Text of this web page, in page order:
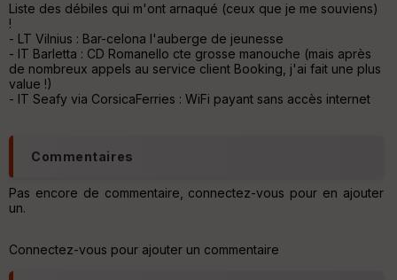
Liste des débiles qui m'ont arnaqué (ceux que je me souviens)
!
- LT Vilnius : Bar-celona l'auberge de jeunesse
- IT Barletta : CD Romanello cte grosse manouche (mais après
de nombreux appels au service client Booking, j'ai fait une plus
value !)
- IT Seafy via CorsicaFerries : WiFi payant sans accès internet
Commentaires
Pas encore de commentaire, connectez-vous pour en ajouter
un.
Connectez-vous pour ajouter un commentaire